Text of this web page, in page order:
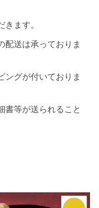
ます。
配送は承っておりま
ングが付いておりま
書等が送られること